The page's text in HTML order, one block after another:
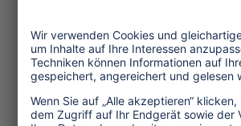
Umwelt und Klima
Wirtschaft